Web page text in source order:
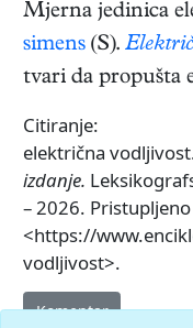
Mjerna jedinica
simens (S).
tvari da propušta
Citiranje:
električna
izdanje.
– 2026.
<https://
vodljivost>.
Komentar